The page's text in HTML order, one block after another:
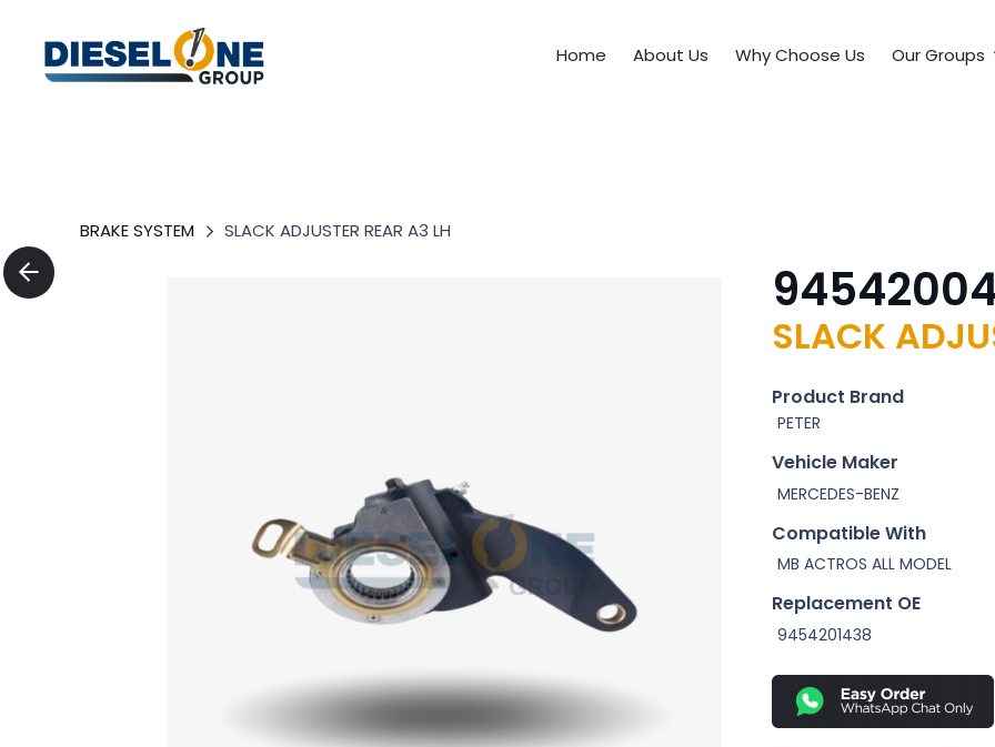
Home About Us Why Choose Us Our Groups
BRAKE SYSTEM SLACK ADJUSTER REAR A3 LH
SLACK
Product Brand
PETER
Vehicle Maker
MERCEDES-BENZ
Compatible With
MB ACTROS ALL MODEL
Replacement OE
9454201438